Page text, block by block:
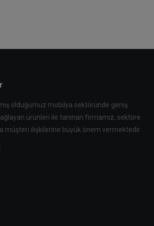
olduğumuz mobilya sektöründe geniş
ürünleri ile tanınan firmamız, sektöre
müşteri ilişkilerine büyük önem vermektedir.